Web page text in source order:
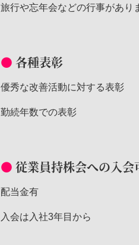
旅行や忘年会などの行事があり
各種表彰
優秀な改善活動に対する表彰
勤続年数での表彰
従業員持株会への入会
配当金有
入会は入社3年目から